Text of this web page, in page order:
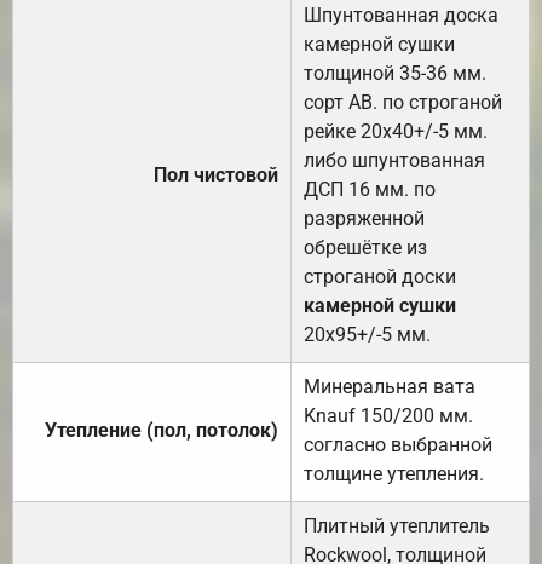
Пол чистовой
Шпунтованная доска
камерной сушки
толщиной 35-36 мм.
сорт АВ. по строганой
рейке 20х40+/-5 мм.
либо шпунтованная
ДСП 16 мм. по
разряженной
обрешётке из
строганой доски
камерной сушки
20х95+/-5 мм.
Утепление (пол, потолок)
Минеральная вата
Knauf 150/200 мм.
согласно выбранной
толщине утепления.
Плитный утеплитель
Rockwool, толщиной